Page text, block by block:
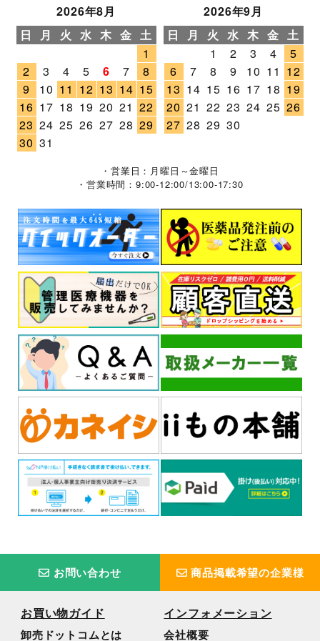
2026年8月
日
月 火 水 木 金 土
1
2
3 4 5 6 7
8
9
10 11 12 13 14 15
16 17 18 19 20 21 22
23 24 25 26 27 28 29
30 31
2026年9月
日
月 火 水 木 金 土
1
2 3 4
5
6
7 8 9 10 11 12
13 14 15 16 17 18 19
20 21 22 23 24 25 26
27 28 29 30
・営業日：月曜日～金曜日
・営業時間：9:00-12:00/13:00-17:30
お問い合わせ 商品掲載希望の企業様
お買い物ガイド
卸売ドットコムとは
インフォメーション
会社概要